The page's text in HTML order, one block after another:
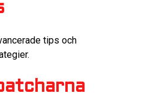
tips och